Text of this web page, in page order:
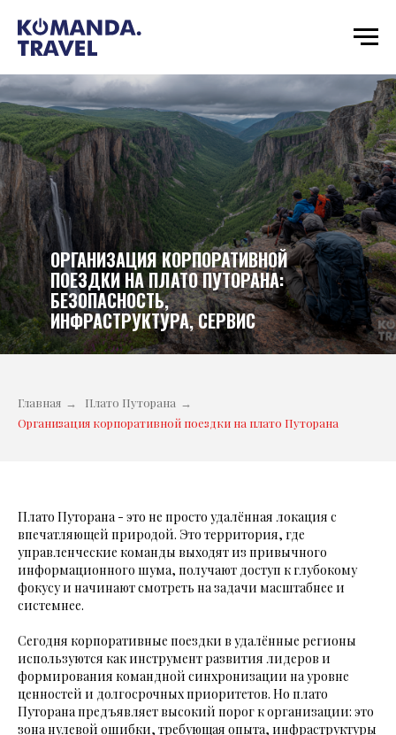
ОРГАНИЗАЦИЯ КОРПОРАТИВНОЙ
ПОЕЗДКИ НА ПЛАТО ПУТОРАНА:
БЕЗОПАСНОСТЬ,
ИНФРАСТРУКТУРА, СЕРВИС
Главная → Плато Путорана →
Организация корпоративной поездки на плато Путорана
Плато Путорана - это не просто удалённая локация с
впечатляющей природой. Это территория, где
управленческие команды выходят из привычного
информационного шума, получают доступ к глубокому
фокусу и начинают смотреть на задачи масштабнее и
системнее.
Сегодня корпоративные поездки в удалённые регионы
используются как инструмент развития лидеров и
формирования командной синхронизации на уровне
ценностей и долгосрочных приоритетов. Но плато
Путорана предъявляет высокий порог к организации: это
зона нулевой ошибки, требующая опыта, инфраструктуры